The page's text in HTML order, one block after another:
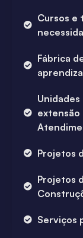
Cursos e
Fábrica
extensão
Projetos
Projetos
Serviços